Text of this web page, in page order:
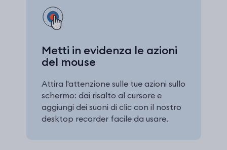
Metti in evidenza le azioni
del mouse
Attira l'attenzione sulle tue azioni sullo
schermo: dai risalto al cursore e
aggiungi dei suoni di clic con il nostro
desktop recorder facile da usare.